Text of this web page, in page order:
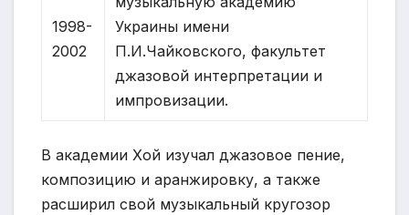
1998-
2002
Украины имени
П.И.Чайковского, факультет
джазовой интерпретации и
импровизации.
В академии Хой изучал джазовое пение,
композицию и аранжировку, а также
расширил свой музыкальный кругозор